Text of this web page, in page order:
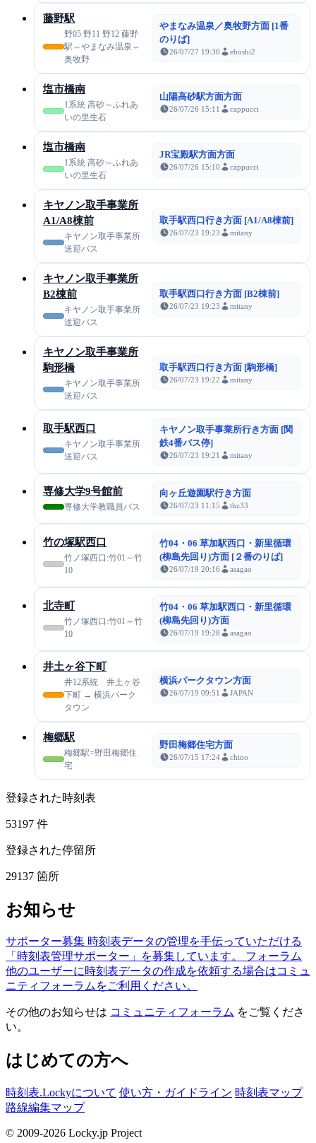
藤野駅
野05 野11 野12 藤野
駅⇔やまなみ温泉⇔
奥牧野
やまなみ温泉／奥牧野方面 [1番
のりば]
26/07/27 19:30 eboshi2
塩市橋南
1系統 高砂～ふれあ
いの里生石
山陽高砂駅方面方面
26/07/26 15:11 cappucci
塩市橋南
1系統 高砂～ふれあ
いの里生石
JR宝殿駅方面方面
26/07/26 15:10 cappucci
キヤノン取手事業所
A1/A8棟前
キヤノン取手事業所
送迎バス
取手駅西口行き方面 [A1/A8棟前]
26/07/23 19:23 mitany
キヤノン取手事業所
B2棟前
キヤノン取手事業所
送迎バス
取手駅西口行き方面 [B2棟前]
26/07/23 19:23 mitany
キヤノン取手事業所
駒形橋
キヤノン取手事業所
送迎バス
取手駅西口行き方面 [駒形橋]
26/07/23 19:22 mitany
取手駅西口
キヤノン取手事業所
送迎バス
キヤノン取手事業所行き方面 [関
鉄4番バス停]
26/07/23 19:21 mitany
専修大学9号館前
専修大学教職員バス
向ヶ丘遊園駅行き方面
26/07/23 11:15 thz33
竹の塚駅西口
竹ノ塚西口:竹01～竹
10
竹04・06 草加駅西口・新里循環
(柳島先回り)方面 [２番のりば]
26/07/19 20:16 asagao
北寺町
竹ノ塚西口:竹01～竹
10
竹04・06 草加駅西口・新里循環
(柳島先回り)方面
26/07/19 19:28 asagao
井土ヶ谷下町
井12系統 井土ヶ谷
下町 → 横浜パーク
タウン
横浜パークタウン方面
26/07/19 09:51 JAPAN
梅郷駅
梅郷駅=野田梅郷住
宅
野田梅郷住宅方面
26/07/15 17:24 chino
登録された時刻表
53197 件
登録された停留所
29137 箇所
お知らせ
サポーター募集 時刻表データの管理を手伝っていただける
「時刻表管理サポーター」を募集しています。
フォーラム
他のユーザーに時刻表データの作成を依頼する場合はコミュ
ニティフォーラムをご利用ください。
その他のお知らせは コミュニティフォーラム をご覧くださ
い。
はじめての方へ
時刻表.Lockyについて 使い方・ガイドライン 時刻表マップ
路線編集マップ
© 2009-2026 Locky.jp Project